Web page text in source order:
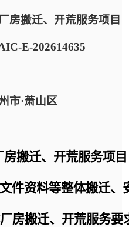
房搬迁、开荒服务项目
E-202614635
市·萧山区
搬迁、开荒服务项
件资料等整体搬迁、
房搬迁、开荒服务要